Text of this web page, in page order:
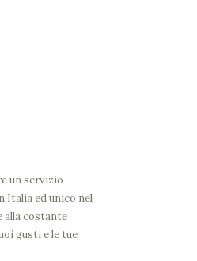
un servizio
Italia ed unico nel
alla costante
gusti e le tue